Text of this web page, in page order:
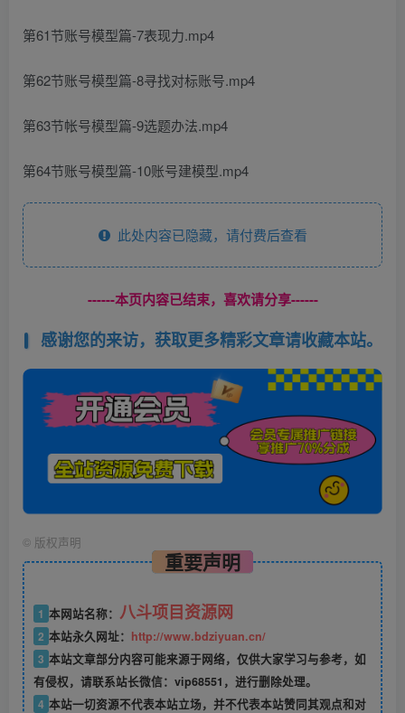
第61节账号模型篇-7表现力.mp4
第62节账号模型篇-8寻找对标账号.mp4
第63节帐号模型篇-9选题办法.mp4
第64节账号模型篇-10账号建模型.mp4
此处内容已隐藏，请付费后查看
------本页内容已结束，喜欢请分享------
感谢您的来访，获取更多精彩文章请收藏本站。
© 版权声明
重要声明
1 本网站名称： 八斗项目资源网
2 本站永久网址： http://www.bdziyuan.cn/
3 本站文章部分内容可能来源于网络，仅供大家学习与参考，如
有侵权，请联系站长微信：vip68551，进行删除处理。
4 本站一切资源不代表本站立场，并不代表本站赞同其观点和对